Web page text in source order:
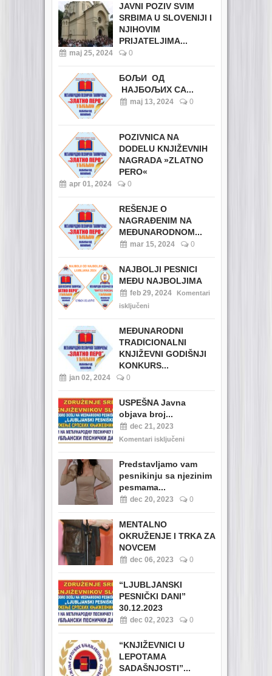
JAVNI POZIV SVIM
SRBIMA U SLOVENIJI I
NJIHOVIM
PRIJATELJIMA...
maj 25, 2024 0
БОЉИ ОД
НАЈБОЉИХ СА...
maj 13, 2024 0
POZIVNICA NA
DODELU KNJIŽEVNIH
NAGRADA »ZLATNO
PERO«
apr 01, 2024 0
REŠENJE O
NAGRAĐENIM NA
MEĐUNARODNOM...
mar 15, 2024 0
NAJBOLJI PESNICI
MEĐU NAJBOLJIMA
feb 29, 2024
Komentari
isključeni
MEĐUNARODNI
TRADICIONALNI
KNJIŽEVNI GODIŠNJI
KONKURS...
jan 02, 2024 0
USPEŠNA Javna
objava broj...
dec 21, 2023
Komentari isključeni
Predstavljamo vam
pesnikinju sa njezinim
pesmama...
dec 20, 2023 0
MENTALNO
OKRUŽENJE I TRKA ZA
NOVCEM
dec 06, 2023 0
“LJUBLJANSKI
PESNIČKI DANI”
30.12.2023
dec 02, 2023 0
“KNJIŽEVNICI U
LEPOTAMA
SADAŠNJOSTI”...